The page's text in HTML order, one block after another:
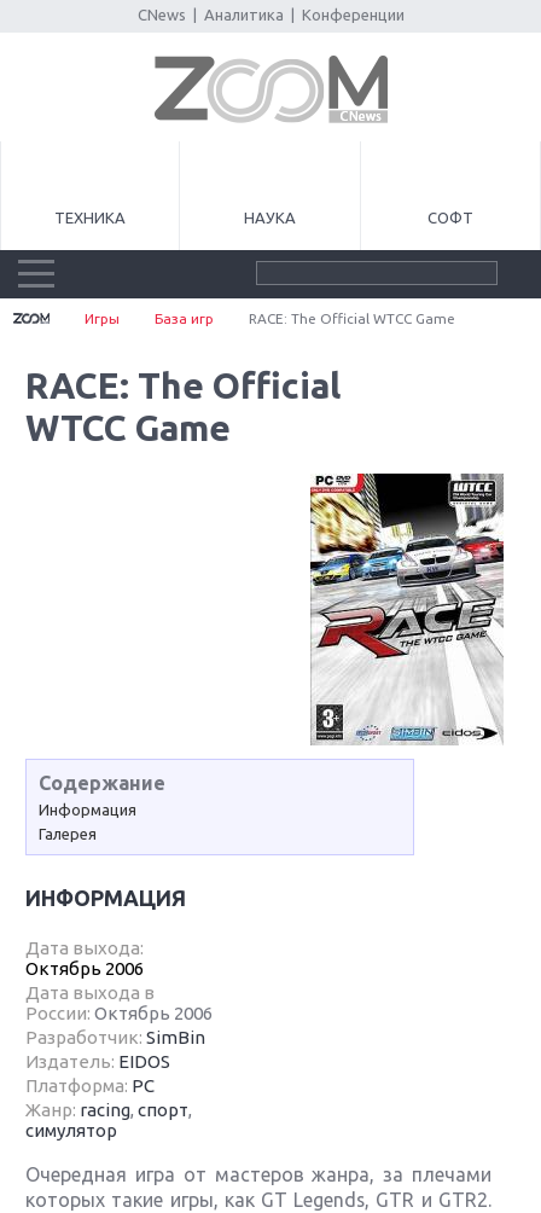
CNews Аналитика Конференции
ТЕХНИКА НАУКА СОФТ
Игры База игр RACE: The Official WTCC Game
RACE: The Official
WTCC Game
Содержание
Информация
Галерея
ИНФОРМАЦИЯ
Дата выхода:
Октябрь 2006
Дата выхода в
России:Октябрь 2006
Разработчик:SimBin
Издатель: EIDOS
Платформа: PC
Жанр: racing,спорт,
симулятор
Очередная игра от мастеров жанра, за плечами
которых такие игры, как GT Legends, GTR и GTR2.